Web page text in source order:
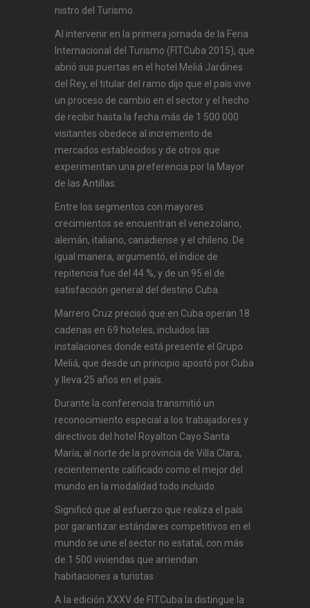
nistro del Turismo.
Al intervenir en la primera jornada de la Feria
Internacional del Turismo (FITCuba 2015), que
abrió sus puertas en el hotel Meliá Jardines
del Rey, el titular del ramo dijo que el país vive
un proceso de cambio en el sector y el hecho
de recibir hasta la fecha más de 1 500 000
visitantes obedece al incremento de
mercados establecidos y de otros que
experimentan una preferencia por la Mayor
de las Antillas.
Entre los segmentos con mayores
crecimientos se encuentran el venezolano,
alemán, italiano, canadiense y el chileno. De
igual manera, argumentó, el índice de
repitencia fue del 44 %, y de un 95 el de
satisfacción general del destino Cuba.
Marrero Cruz precisó que en Cuba operan 18
cadenas en 69 hoteles, incluidos las
instalaciones donde está presente el Grupo
Meliá, que desde un principio apostó por Cuba
y lleva 25 años en el país.
Durante la conferencia transmitió un
reconocimiento especial a los trabajadores y
directivos del hotel Royalton Cayo Santa
María, al norte de la provincia de Villa Clara,
recientemente calificado como el mejor del
mundo en la mo­dalidad todo incluido.
Significó que al esfuerzo que realiza el país
por garantizar estándares competitivos en el
mundo se une el sector no estatal, con más
de 1 500 viviendas que arriendan
habitaciones a turistas.
A la edición XXXV de FITCuba la distingue la